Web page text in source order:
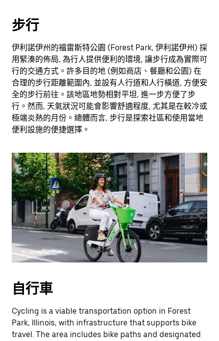
開
鈕
即
可
關
閉
行
事
曆。
步行
伊利諾伊州的福雷斯特公園 (Forest Park, 伊利諾伊州) 採
用緊湊的佈局, 為行人提供便利的環境, 讓步行成為實際可
行的交通方式。許多目的地 (例如商店、餐廳和公園) 在
合理的步行距離範圍內, 並設有人行道和人行橫道, 方便安
全的步行前往。該地區地勢相對平坦, 進一步方便了步
行。然而, 天氣狀況可能會影響舒適程度, 尤其是在較冷或
極端炎熱的月份。總體而言, 步行是探索社區和使用當地
便利設施的便捷選擇。
自行車
Cycling is a viable transportation option in Forest
Park, Illinois, with infrastructure that supports bike
travel. The area includes bike paths and designated